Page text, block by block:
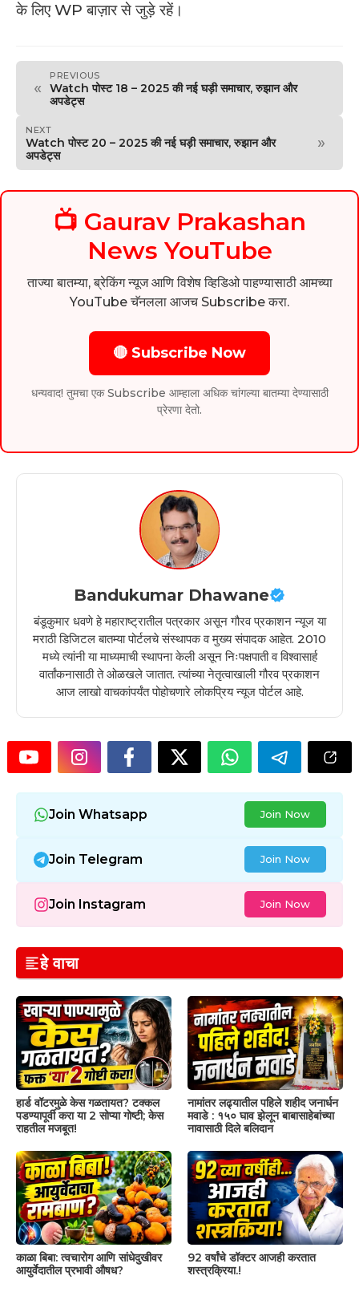
के लिए WP बाज़ार से जुड़े रहें।
«
PREVIOUS
Watch पोस्ट 18 – 2025 की नई घड़ी समाचार, रुझान और
अपडेट्स
NEXT
Watch पोस्ट 20 – 2025 की नई घड़ी समाचार, रुझान और
अपडेट्स
»
📺 Gaurav Prakashan
News YouTube
ताज्या बातम्या, ब्रेकिंग न्यूज आणि विशेष व्हिडिओ पाहण्यासाठी आमच्या
YouTube चॅनलला आजच Subscribe करा.
🔴 Subscribe Now
धन्यवाद! तुमचा एक Subscribe आम्हाला अधिक चांगल्या बातम्या देण्यासाठी
प्रेरणा देतो.
Bandukumar Dhawane
बंडूकुमार धवणे हे महाराष्ट्रातील पत्रकार असून गौरव प्रकाशन न्यूज या
मराठी डिजिटल बातम्या पोर्टलचे संस्थापक व मुख्य संपादक आहेत. 2010
मध्ये त्यांनी या माध्यमाची स्थापना केली असून निःपक्षपाती व विश्वासार्ह
वार्तांकनासाठी ते ओळखले जातात. त्यांच्या नेतृत्वाखाली गौरव प्रकाशन
आज लाखो वाचकांपर्यंत पोहोचणारे लोकप्रिय न्यूज पोर्टल आहे.
Join Whatsapp Join Now
Join Telegram Join Now
Join Instagram Join Now
हे वाचा
हार्ड वॉटरमुळे केस गळतायत? टक्कल
पडण्यापूर्वी करा या 2 सोप्या गोष्टी; केस
राहतील मजबूत!
नामांतर लढ्यातील पहिले शहीद जनार्धन
मवाडे : १५० घाव झेलून बाबासाहेबांच्या
नावासाठी दिले बलिदान
काळा बिबा: त्वचारोग आणि सांधेदुखीवर
आयुर्वेदातील प्रभावी औषध?
92 वर्षांचे डॉक्टर आजही करतात
शस्त्रक्रिया.!